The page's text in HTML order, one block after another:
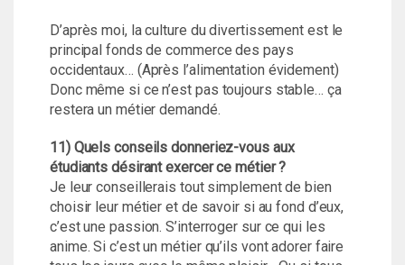
D’après moi, la culture du divertissement est le
principal fonds de commerce des pays
occidentaux… (Après l’alimentation évidement)
Donc même si ce n’est pas toujours stable… ça
restera un métier demandé.
11) Quels conseils donneriez-vous aux
étudiants désirant exercer ce métier ?
Je leur conseillerais tout simplement de bien
choisir leur métier et de savoir si au fond d’eux,
c’est une passion. S’interroger sur ce qui les
anime. Si c’est un métier qu’ils vont adorer faire